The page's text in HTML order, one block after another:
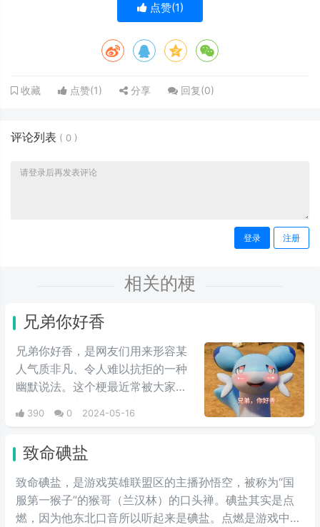
点赞(1)
收藏 点赞(1) 分享 回复(0)
评论列表 ( 0 )
登录 注册
相关的梗
兄弟你好香
兄弟你好香，是网友们用来形容某
人气质非凡、令人难以抗拒的一种
幽默说法。这个梗最近常被大家用
来表达同性之间的爱慕之情/或者单
纯跟风玩梗。最初来自qq用户云溪
情互动的表情包，此时这个梗已经
初具雏形。而后来随着chikawa的
流行，有网友开始给chikawa配上
这类文字，两者融合后意外爆火，
390 0 2024-05-16
致命碘盐
致命碘盐，是游戏英雄联盟区的主播孙悟空，被称为“国
服第一猴子”的猴哥（兰汉林）的口头禅。碘盐其实是点
燃，因为他东北口音所以听起来是碘盐。点燃是游戏中的